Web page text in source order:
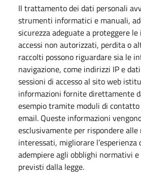
Il trattamento dei dati personali
strumenti informatici e manuali,
sicurezza adeguate a proteggere
accessi non autorizzati, perdita o
raccolti possono riguardare sia le
navigazione, come indirizzi IP e
sessioni di accesso al sito web
informazioni fornite direttamente
esempio tramite moduli di
email. Queste informazioni
esclusivamente per rispondere
interessati, migliorare l’esperienza
adempiere agli obblighi normativi
previsti dalla legge.